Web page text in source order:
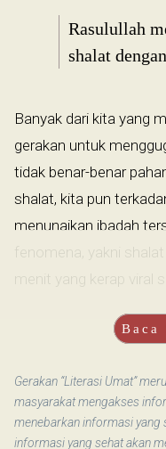
Rasulullah
shalat
Banyak dari kita yang
gerakan untuk
tidak benar-benar
shalat, kita pun
menunaikan ibadah
fenomena, yakni
menit yang kerap viral
Baca
Gerakan “Literasi Umat”
masyarakat mengakses
menebarkan informasi yang
informasi yang sehat akan